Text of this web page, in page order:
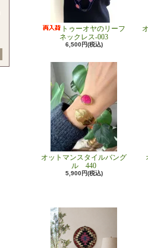
トゥーオヤのリーフ
ネックレス-003
6,500円(税込)
オットマンスタイルバング
ル 440
5,900円(税込)